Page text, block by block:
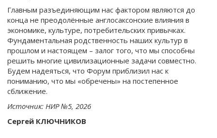
Главным разъединяющим нас фактором являются до
конца не преодолённые англосаксонские влияния в
экономике, культуре, потребительских привычках.
Фундаментальная родственность наших культур в
прошлом и настоящем – залог того, что мы способны
решить многие цивилизационные задачи совместно.
Будем надеяться, что Форум приблизил нас к
пониманию, что мы «обречены» на постепенное
сближение.
Источник: НИР №5, 2026
Сергей КЛЮЧНИКОВ